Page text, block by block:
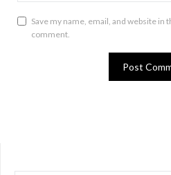
Save my name, email, and website
comment.